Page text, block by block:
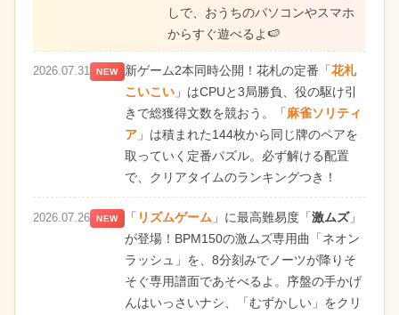
しで、おうちのパソコンやスマホ
からすぐ遊べるよ🍉
2026.07.31 NEW 新ゲーム2本同時公開！花札の定番「花札
こいこい」はCPUと3局勝負、役の駆け引
きで総獲得文数を競おう。「麻雀ソリティ
ア」は積まれた144枚から同じ牌のペアを
取っていく定番パズル。必ず解ける配置
で、クリアタイムのランキングつき！
2026.07.26 NEW 「 リズムゲーム 」に最高難易度「激ムズ」
が登場！BPM150の激ムズ専用曲「ネオン
ラッシュ」を、8分刻みでノーツが降りそ
そぐ専用譜面であそべるよ。序盤の手かげ
んはいっさいナシ、「むずかしい」をクリ